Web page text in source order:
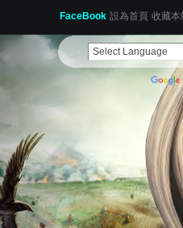
FaceBook 設為首頁 收藏本